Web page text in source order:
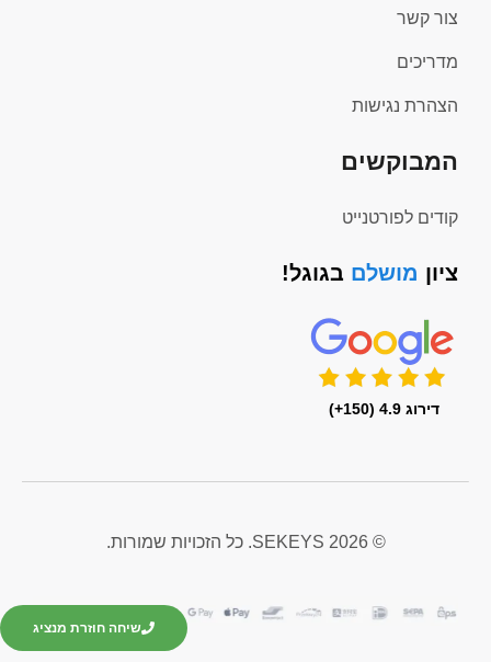
שיחה חוזרת מנציג
צור קשר
מדריכים
הצהרת נגישות
המבוקשים
קודים לפורטנייט
ציון מושלם בגוגל!
דירוג 4.9 (150+)
© 2026 SEKEYS. כל הזכויות שמורות.